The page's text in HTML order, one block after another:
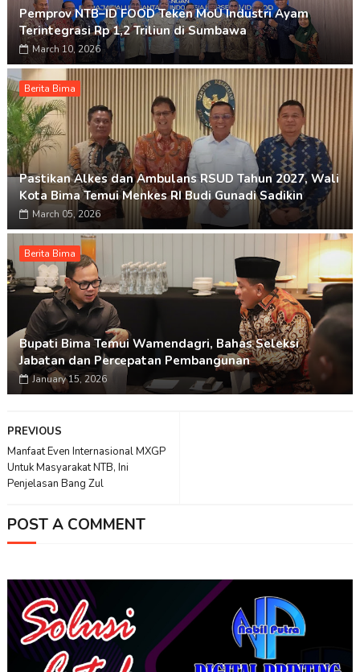
Pemprov NTB–ID FOOD Teken MoU Industri Ayam
Terintegrasi Rp 1,2 Triliun di Sumbawa
March 10, 2026
Berita Bima
Pastikan Alkes dan Ambulans RSUD Tahun 2027, Wali
Kota Bima Temui Menkes RI Budi Gunadi Sadikin
March 05, 2026
Berita Bima
Bupati Bima Temui Wamendagri, Bahas Seleksi
Jabatan dan Percepatan Pembangunan
January 15, 2026
PREVIOUS
Manfaat Even Internasional MXGP
Untuk Masyarakat NTB, Ini
Penjelasan Bang Zul
POST A COMMENT